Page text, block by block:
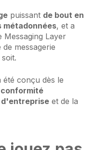
puissant de bout en
métadonnées, et a
Layer
messagerie
conçu dès le
conformité
d'entreprise et de la